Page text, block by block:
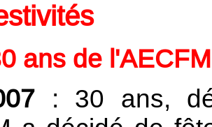
ans de
: 30 ans,